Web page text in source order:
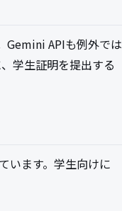
Gemini APIも例外では
学生証明を提出する
います。学生向けに